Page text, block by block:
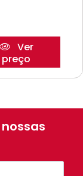
Ver
preço